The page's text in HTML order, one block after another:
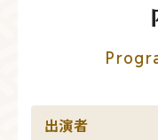
出演者